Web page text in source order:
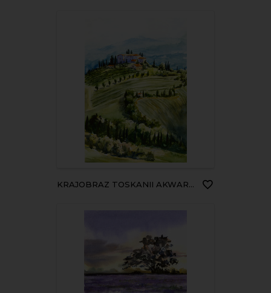
KRAJOBRAZ TOSKANII AKWARELA